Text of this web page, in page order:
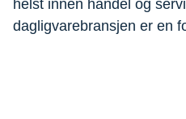
helst innen handel og
dagligvarebransjen er en